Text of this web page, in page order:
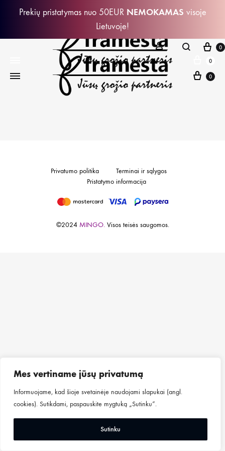
Mes vertiname jūsų privatumą
Informuojame, kad šioje svetainėje naudojami slapukai (angl.
cookies). Sutikdami, paspauskite mygtuką „Sutinku“.
Sutinku
Prekių pristatymas nuo 50EUR NEMOKAMAS visoje
Lietuvoje!
0
PRISIJUNGTI
Paieška 0
0
©2024 MINGO. Visos teisės saugomos.
Privatumo politika
Terminai ir sąlygos
Pristatymo informacija